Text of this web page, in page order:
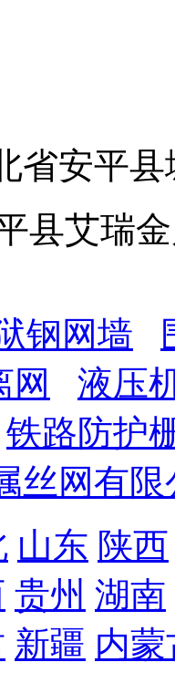
省安平
县艾瑞
钢网墙
网
液压
铁路防护
丝网有限
山东 陕西
贵州 湖南
新疆 内蒙